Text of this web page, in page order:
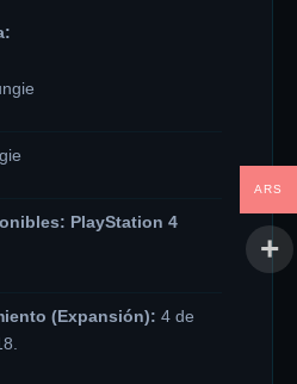
PlayStation 4
(Expansión): 4 de
ARS